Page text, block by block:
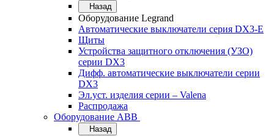
Назад
Оборудование Legrand
Автоматические выключатели серия DX3-E
Щиты
Устройства защитного отключения (УЗО)
серии DX3
Дифф. автоматические выключатели серии
DX3
Эл.уст. изделия серии – Valena
Распродажа
Оборудование АВВ
Назад